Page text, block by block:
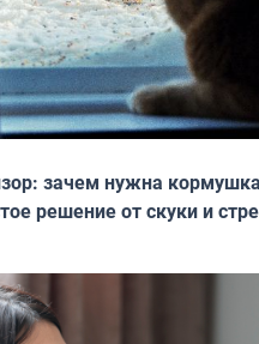
зачем нужна
решение от скуки и